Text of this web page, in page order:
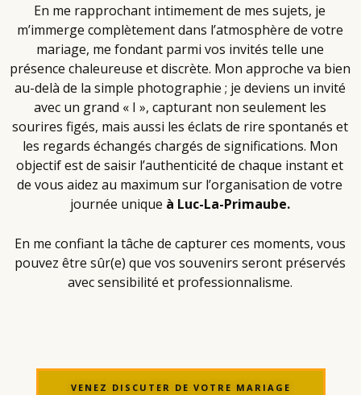
En me rapprochant intimement de mes sujets, je
m’immerge complètement dans l’atmosphère de votre
mariage, me fondant parmi vos invités telle une
présence chaleureuse et discrète. Mon approche va bien
au-delà de la simple photographie ; je deviens un invité
avec un grand « I », capturant non seulement les
sourires figés, mais aussi les éclats de rire spontanés et
les regards échangés chargés de significations. Mon
objectif est de saisir l’authenticité de chaque instant et
de vous aidez au maximum sur l’organisation de votre
journée unique à Luc-La-Primaube.
En me confiant la tâche de capturer ces moments, vous
pouvez être sûr(e) que vos souvenirs seront préservés
avec sensibilité et professionnalisme.
VENEZ DISCUTER DE VOTRE MARIAGE